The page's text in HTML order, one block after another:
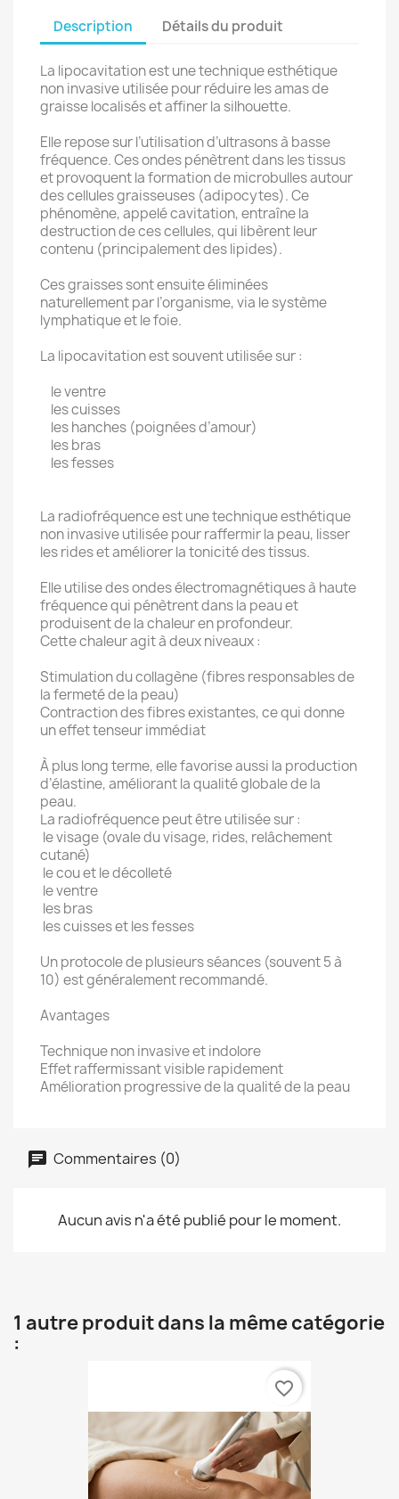
Description Détails du produit
La lipocavitation est une technique esthétique
non invasive utilisée pour réduire les amas de
graisse localisés et affiner la silhouette.
Elle repose sur l’utilisation d’ultrasons à basse
fréquence. Ces ondes pénètrent dans les tissus
et provoquent la formation de microbulles autour
des cellules graisseuses (adipocytes). Ce
phénomène, appelé cavitation, entraîne la
destruction de ces cellules, qui libèrent leur
contenu (principalement des lipides).
Ces graisses sont ensuite éliminées
naturellement par l’organisme, via le système
lymphatique et le foie.
La lipocavitation est souvent utilisée sur :
le ventre
les cuisses
les hanches (poignées d’amour)
les bras
les fesses
La radiofréquence est une technique esthétique
non invasive utilisée pour raffermir la peau, lisser
les rides et améliorer la tonicité des tissus.
Elle utilise des ondes électromagnétiques à haute
fréquence qui pénètrent dans la peau et
produisent de la chaleur en profondeur.
Cette chaleur agit à deux niveaux :
Stimulation du collagène (fibres responsables de
la fermeté de la peau)
Contraction des fibres existantes, ce qui donne
un effet tenseur immédiat
À plus long terme, elle favorise aussi la production
d’élastine, améliorant la qualité globale de la
peau.
La radiofréquence peut être utilisée sur :
le visage (ovale du visage, rides, relâchement
cutané)
le cou et le décolleté
le ventre
les bras
les cuisses et les fesses
Un protocole de plusieurs séances (souvent 5 à
10) est généralement recommandé.
Avantages
Technique non invasive et indolore
Effet raffermissant visible rapidement
Amélioration progressive de la qualité de la peau
Commentaires (0)
Aucun avis n'a été publié pour le moment.
1 autre produit dans la même catégorie
:
favorite_border